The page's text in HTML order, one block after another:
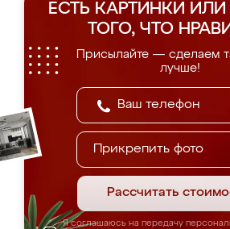
ЕСТЬ КАРТИНКИ
ТОГО, ЧТО
Присылайте — сделаем
лучше!
Прикрепить фото
Рассчитать
Я соглашаюсь на передачу